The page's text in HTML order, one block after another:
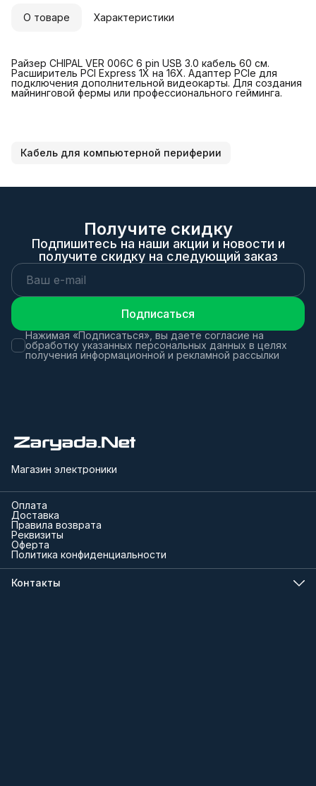
О товаре Характеристики
Райзер CHIPAL VER 006C 6 pin USB 3.0 кабель 60 см.
Расширитель PCI Express 1X на 16X. Адаптер PCIe для
подключения дополнительной видеокарты. Для создания
майнинговой фермы или профессионального гейминга.
Кабель для компьютерной периферии
Получите скидку
Подпишитесь на наши акции и новости и
получите скидку на следующий заказ
Подписаться
Нажимая «Подписаться», вы даете согласие на
обработку указанных персональных данных в целях
получения информационной и рекламной рассылки
Магазин электроники
Оплата
Доставка
Правила возврата
Реквизиты
Оферта
Политика конфиденциальности
Контакты